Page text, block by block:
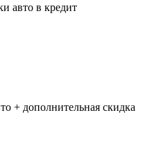
авто в кредит
+ дополнительная скидка